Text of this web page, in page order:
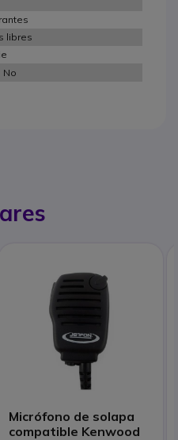
libres
No
Micrófono de solapa
compatible Kenwood